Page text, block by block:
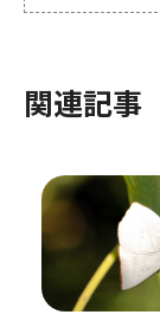
関連記事